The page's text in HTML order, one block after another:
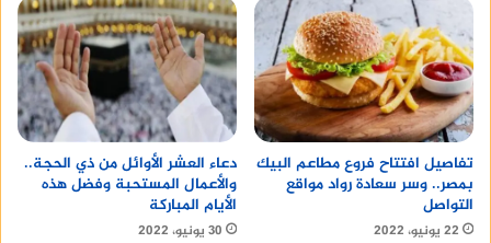
وهخلي مرجع حياتك القرآن،
ودليل راحه قلبي الصلاه،واستقرار
نفسي في ذكر الله.
أما لو حد قالك الناس قوله معرفش حد بالاسم دا.
تفاصيل افتتاح فروع مطاعم البيك
بمصر.. وسر سعادة رواد مواقع
التواصل
22 يونيو، 2022
دعاء العشر الأوائل من ذي الحجة..
والأعمال المستحبة وفضل هذه
الأيام المباركة
30 يونيو، 2022